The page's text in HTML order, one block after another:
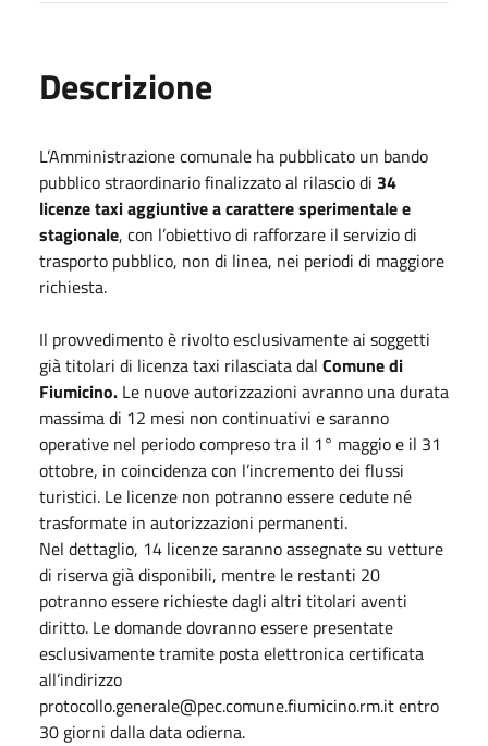
Descrizione
L’Amministrazione comunale ha pubblicato un bando
pubblico straordinario finalizzato al rilascio di 34
licenze taxi aggiuntive a carattere sperimentale e
stagionale, con l’obiettivo di rafforzare il servizio di
trasporto pubblico, non di linea, nei periodi di maggiore
richiesta.
Il provvedimento è rivolto esclusivamente ai soggetti
già titolari di licenza taxi rilasciata dal Comune di
Fiumicino. Le nuove autorizzazioni avranno una durata
massima di 12 mesi non continuativi e saranno
operative nel periodo compreso tra il 1° maggio e il 31
ottobre, in coincidenza con l’incremento dei flussi
turistici. Le licenze non potranno essere cedute né
trasformate in autorizzazioni permanenti.
Nel dettaglio, 14 licenze saranno assegnate su vetture
di riserva già disponibili, mentre le restanti 20
potranno essere richieste dagli altri titolari aventi
diritto. Le domande dovranno essere presentate
esclusivamente tramite posta elettronica certificata
all’indirizzo
protocollo.generale@pec.comune.fiumicino.rm.it entro
30 giorni dalla data odierna.